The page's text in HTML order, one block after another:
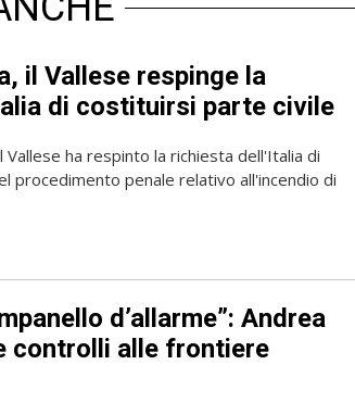
il Vallese respinge la
di costituirsi parte civile
ha respinto la richiesta dell'Italia di
procedimento penale relativo all'incendio di
d’allarme”: Andrea
controlli alle frontiere